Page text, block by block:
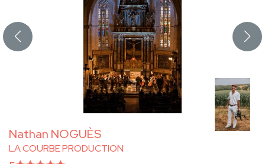
Nathan NOGUÈS
LA COURBE PRODUCTION